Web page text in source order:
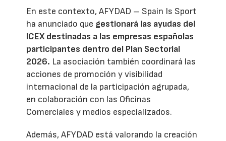
En este contexto, AFYDAD – Spain Is Sport
ha anunciado que gestionará las ayudas del
ICEX destinadas a las empresas españolas
participantes dentro del Plan Sectorial
2026. La asociación también coordinará las
acciones de promoción y visibilidad
internacional de la participación agrupada,
en colaboración con las Oficinas
Comerciales y medios especializados.
Además, AFYDAD está valorando la creación